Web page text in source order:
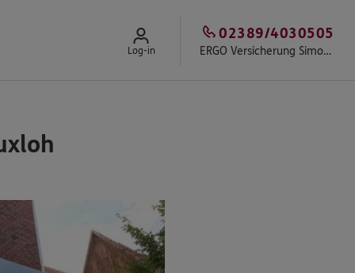
Log-in ERGO Versicherung Simon Schulze-Buxloh
02389/4030505